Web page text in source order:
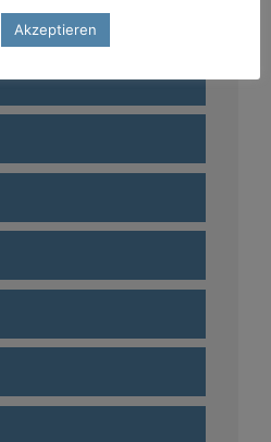
Akzeptieren